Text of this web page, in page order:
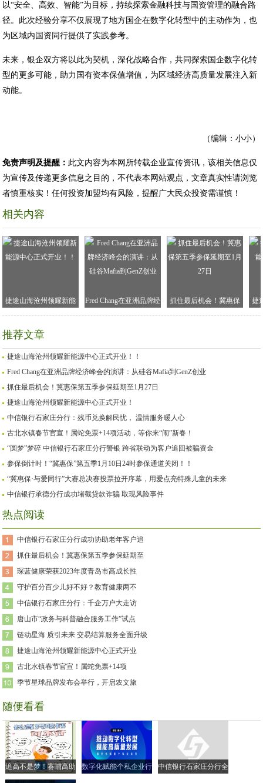
以“安全、高效、智能”为目标，持续探索金融科技与国资管理的融合路
径。此次经验分享不仅展现了地方国企在数字化转型中的主动作为，也
为区域内国资同行提供了实践参考。
未来，银企双方将以此为契机，深化战略合作，共同探索国企数字化转
型的更多可能，助力国有资本保值增值，为区域经济高质量发展注入新
动能。
（编辑：小小）
免责声明及提醒： 此文内容为本网所转载企业宣传资讯，该相关信息仅
为宣传及传递更多信息之目的，不代表本网站观点，文章真实性请浏览
者慎重核实！任何投资加盟均有风险，提醒广大民众投资需谨慎！
相关内容
捷途山海沧州领耀新能
源中心正式开业！！
Fred Chang在亚洲品牌经
济峰会的演讲：从硅谷
抓住最后机会！冀惠保
第五季参保延期至1月27
捷
推荐文章
捷途山海沧州领耀新能源中心正式开业！！
Fred Chang在亚洲品牌经济峰会的演讲：从硅谷Mafia到GenZ创业
抓住最后机会！冀惠保第五季参保延期至1月27日
捷途山海沧州领耀新能源中心正式开业！
中信银行石家庄分行：残币兑换解民忧， 温情服务暖人心
古北水镇春节官宣！属蛇免票+14项活动，等你来“闹”新春！
“圆梦”梦碎 中信银行石家庄分行警银 跨省联动为客户追回被骗资金
参保倒计时！“冀惠保”第五季1月10日24时参保通道关闭！！
“冀惠保·与爱同行”大赛总决赛投票拉开序幕，用爱点亮特殊儿童的未来
中信银行承德分行成功堵截贷款诈骗 取现风险事件
热点阅读
中信银行石家庄分行成功协助老年客户追
抓住最后机会！冀惠保第五季参保延期至
琛蓝健康荣获2023年度青岛市高成长性
守护百分百少儿好不好？教育健康两不
中信银行石家庄分行：千企万户大走访
唐山市“政务与科普融合服务工作”试点
链动星海 质引未来 交易结算服务全面升级
捷途山海沧州领耀新能源中心正式开业
古北水镇春节官宣！属蛇免票+14项
季节星球品牌发布会举行，开启农文旅
随便看看
追高不是梦！赛哺高助
力实现孩子的“黄金身
数字化赋能个私企业行
中信银行石家庄分行全